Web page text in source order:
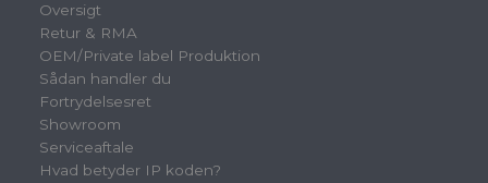
Oversigt
Retur & RMA
OEM/Private label Produktion
Sådan handler du
Fortrydelsesret
Showroom
Serviceaftale
Hvad betyder IP koden?